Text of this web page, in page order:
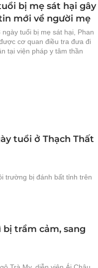
bị mẹ sát hại gây
mới về người mẹ
tuổi bị mẹ sát hại, Phan
cơ quan điều tra đưa đi
tại viện pháp y tâm thần
tuổi ở Thạch Thất
trường bị đánh bất tỉnh trên
trầm cảm, sang